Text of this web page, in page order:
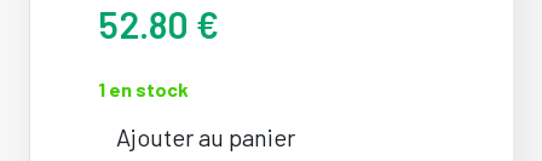
52.80 €
1 en stock
quantité
Ajouter au panier